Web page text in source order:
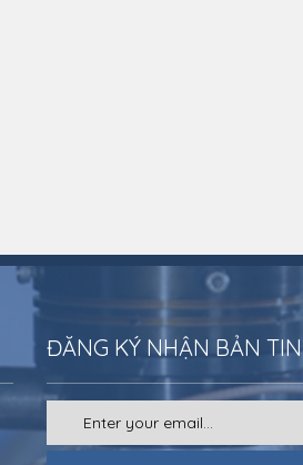
ĐĂNG KÝ NHẬN BẢN TIN